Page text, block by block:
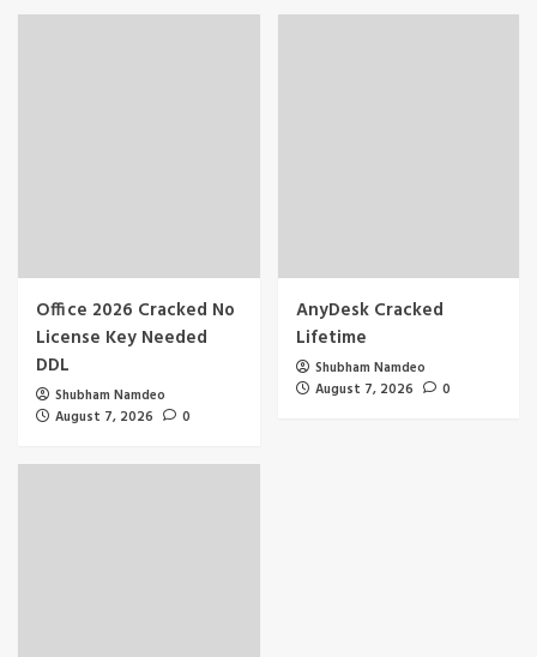
Office 2026 Cracked No
License Key Needed
DDL
Shubham Namdeo
August 7, 2026
0
AnyDesk Cracked
Lifetime
Shubham Namdeo
August 7, 2026
0